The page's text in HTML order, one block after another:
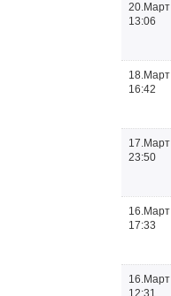
20.Март
13:06
18.Март
16:42
17.Март
23:50
16.Март
17:33
16.Март
12:31